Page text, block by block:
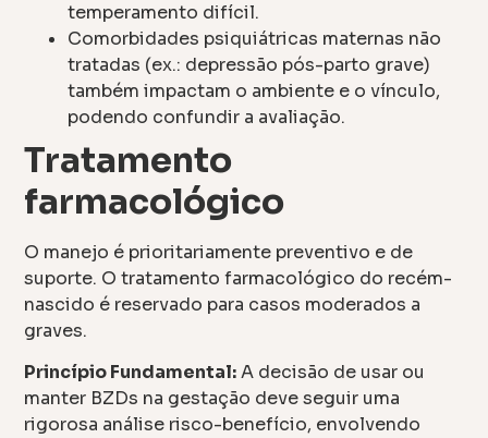
temperamento difícil.
Comorbidades psiquiátricas maternas não
tratadas (ex.: depressão pós-parto grave)
também impactam o ambiente e o vínculo,
podendo confundir a avaliação.
Tratamento
farmacológico
O manejo é prioritariamente preventivo e de
suporte. O tratamento farmacológico do recém-
nascido é reservado para casos moderados a
graves.
Princípio Fundamental:A decisão de usar ou
manter BZDs na gestação deve seguir uma
rigorosa análise risco-benefício, envolvendo